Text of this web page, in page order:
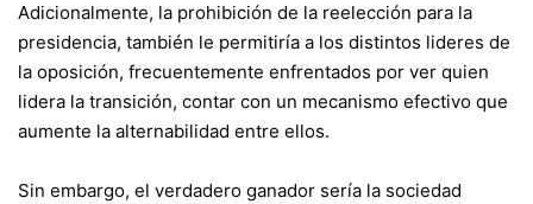
Adicionalmente, la prohibición de la reelección para la
presidencia, también le permitiría a los distintos lideres de
la oposición, frecuentemente enfrentados por ver quien
lidera la transición, contar con un mecanismo efectivo que
aumente la alternabilidad entre ellos.
Sin embargo, el verdadero ganador sería la sociedad